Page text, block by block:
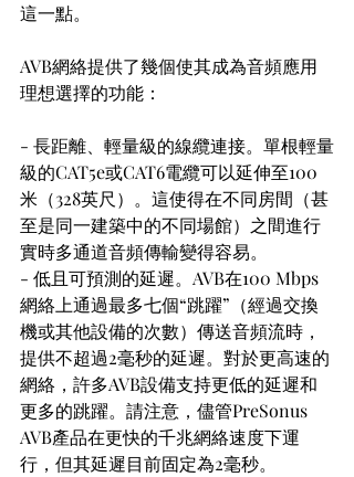
這一點。
AVB網絡提供了幾個使其成為音頻應用
理想選擇的功能：
- 長距離、輕量級的線纜連接。單根輕量
級的CAT5e或CAT6電纜可以延伸至100
米（328英尺）。這使得在不同房間（甚
至是同一建築中的不同場館）之間進行
實時多通道音頻傳輸變得容易。
- 低且可預測的延遲。AVB在100 Mbps
網絡上通過最多七個“跳躍”（經過交換
機或其他設備的次數）傳送音頻流時，
提供不超過2毫秒的延遲。對於更高速的
網絡，許多AVB設備支持更低的延遲和
更多的跳躍。請注意，儘管PreSonus
AVB產品在更快的千兆網絡速度下運
行，但其延遲目前固定為2毫秒。